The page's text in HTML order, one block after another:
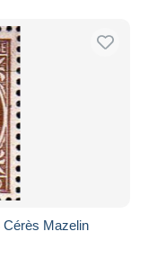
Mazelin